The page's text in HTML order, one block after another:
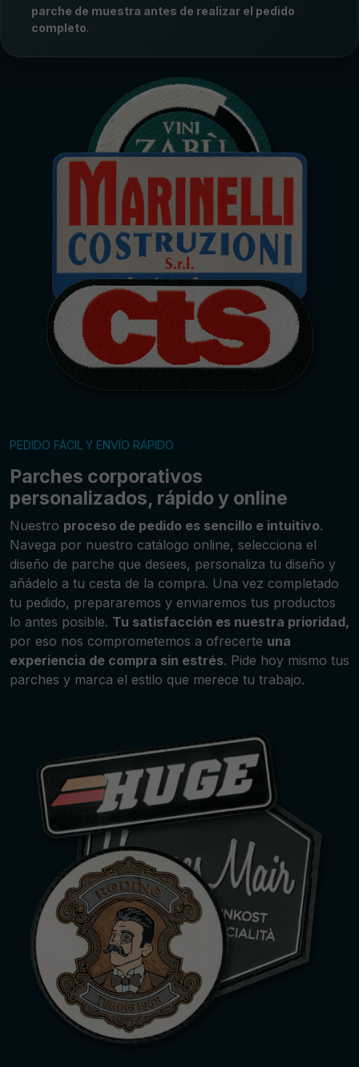
parche de muestra antes de realizar el pedido
completo.
PEDIDO FÁCIL Y ENVÍO RÁPIDO
Parches corporativos
personalizados, rápido y online
Nuestro proceso de pedido es sencillo e intuitivo.
Navega por nuestro catálogo online, selecciona el
diseño de parche que desees, personaliza tu diseño y
añádelo a tu cesta de la compra. Una vez completado
tu pedido, prepararemos y enviaremos tus productos
lo antes posible. Tu satisfacción es nuestra prioridad,
por eso nos comprometemos a ofrecerte una
experiencia de compra sin estrés. Pide hoy mismo tus
parches y marca el estilo que merece tu trabajo.